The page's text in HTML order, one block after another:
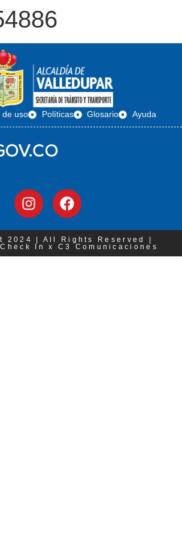
de uso Políticas Glosario Ayuda
2024 | All Rights Reserved |
In x C3 Comunicaciones